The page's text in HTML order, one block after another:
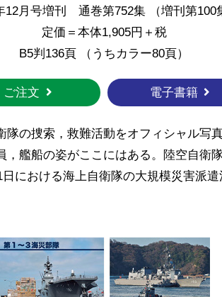
12月号増刊 通巻第752集 （増刊第100
定価＝本体1,905円＋税
B5判136頁 （うちカラー80頁）
ご注文 電子書籍
隊の捜索，救難活動をオフィシャル写
，艦船の姿がここにはある。陸空自衛
における海上自衛隊の大規模災害派遣